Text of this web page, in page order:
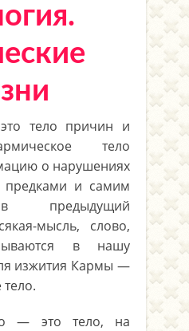
тело причин и
тело
о нарушениях
предками и самим
предыдущий
мысль, слово,
в нашу
изжития Кармы —
— это тело, на